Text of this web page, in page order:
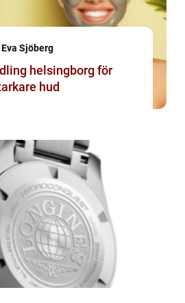
Eva Sjöberg
helsingborg för
hud